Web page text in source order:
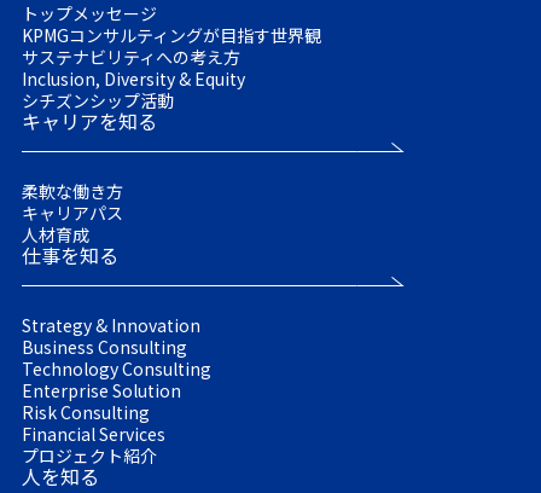
トップメッセージ
KPMGコンサルティングが目指す世界観
サステナビリティへの考え方
Inclusion, Diversity & Equity
シチズンシップ活動
キャリアを知る
柔軟な働き方
キャリアパス
人材育成
仕事を知る
Strategy & Innovation
Business Consulting
Technology Consulting
Enterprise Solution
Risk Consulting
Financial Services
プロジェクト紹介
人を知る